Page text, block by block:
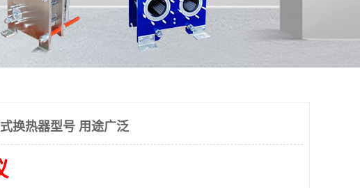
换热器型号 用途广泛